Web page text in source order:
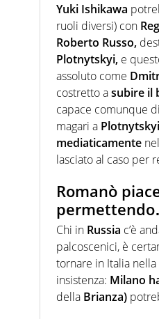
Yuki Ishikawa
ruoli diversi) con
Roberto Russo,
Plotnytskyi, e
assoluto come
costretto asubire il
capace comunque
magari a Plotnytskyi
mediaticamente
lasciato al caso per
Romanò
Chi in Russia c’è
palcoscenici, è
tornare in Italia
insistenza: Milano
della Brianza)